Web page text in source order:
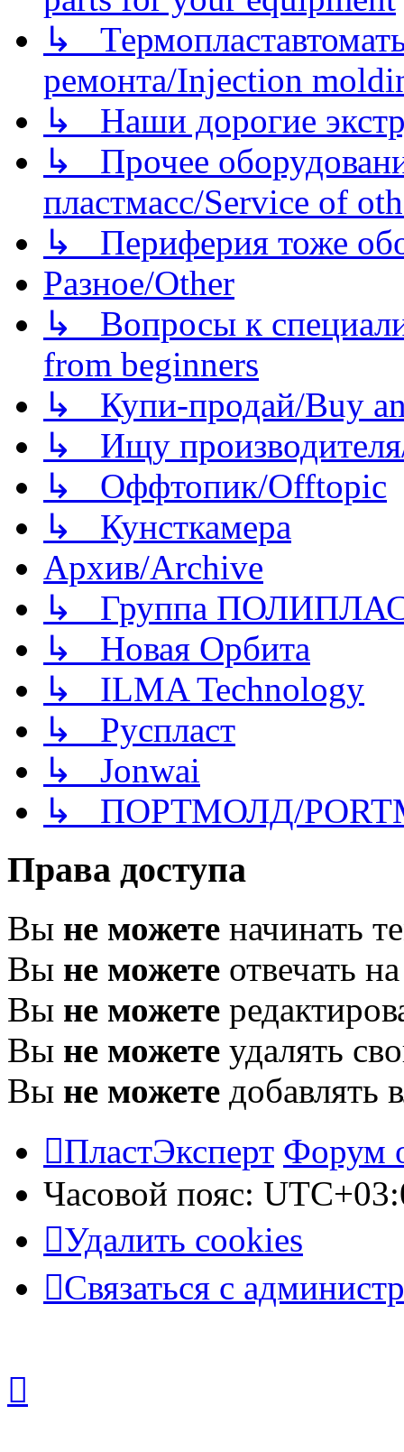
↳
ремонта/Injection
↳ Наши дорогие
↳ Прочее
пластмасс/Service of
↳ Периферия тоже
Разное/Other
↳ Вопросы к
from beginners
↳ Купи-продай/Buy
↳ Ищу
↳ Оффтопик/Offtopic
↳ Кунсткамера
Архив/Archive
↳ Группа
↳ Новая Орбита
↳ ILMA Technology
↳ Руспласт
↳ Jonwai
↳ ПОРТМОЛД/
Права доступа
Вы не можете начинать
Вы не можете отвечать
Вы не можете
Вы не можете удалять
Вы не можете добавлять
ПластЭксперт Форум
Часовой пояс:
Удалить cookies
Связаться с